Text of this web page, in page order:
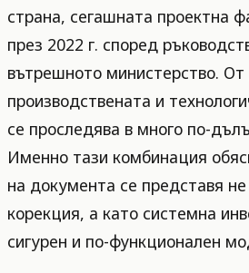
страна, сегашната проектна
през 2022 г. според
вътрешното министерство. От
производствената и
се проследява в много по-
Именно тази комбинация
на документа се представя
корекция, а като системна
сигурен и по-функционален